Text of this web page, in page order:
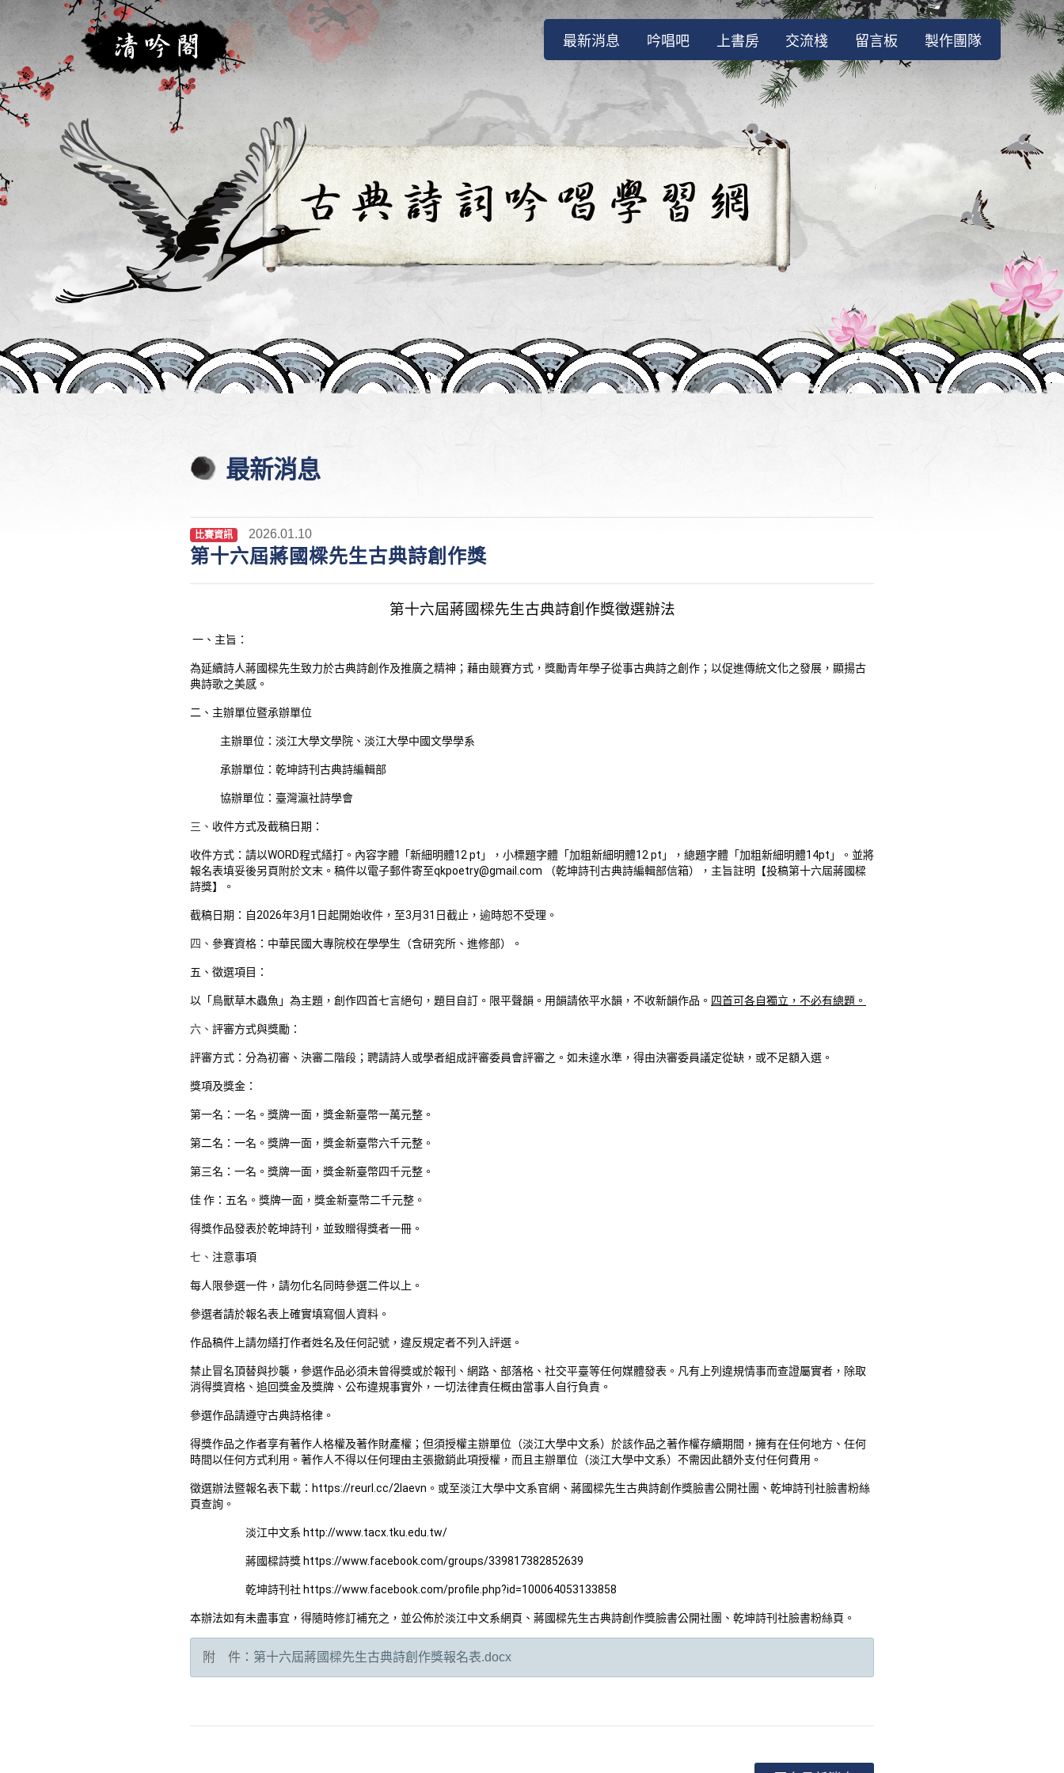
最新消息 (current)
吟唱吧 上書房 交流棧 留言板 製作團隊
最新消息
比賽資訊 2026.01.10
第十六屆蔣國樑先生古典詩創作獎
第十六屆蔣國樑先生古典詩創作獎徵選辦法
一、主旨：
為延續詩人蔣國樑先生致力於古典詩創作及推廣之精神；藉由競賽方式，獎勵青年學子從事古典詩之創作；以促進傳統文化之發展，顯揚古
典詩歌之美感。
二、主辦單位暨承辦單位
主辦單位：淡江大學文學院、淡江大學中國文學學系
承辦單位：乾坤詩刊古典詩編輯部
協辦單位：臺灣瀛社詩學會
三、 收件方式及截稿日期：
收件方式：請以WORD程式繕打。內容字體「新細明體12 pt」，小標題字體「加粗新細明體12 pt」，總題字體「加粗新細明體14pt」。並將
報名表填妥後另頁附於文末。稿件以電子郵件寄至qkpoetry@gmail.com （乾坤詩刊古典詩編輯部信箱），主旨註明【投稿第十六屆蔣國樑
詩獎】。
截稿日期：自2026年3月1日起開始收件，至3月31日截止，逾時恕不受理。
四、 參賽資格：中華民國大專院校在學學生（含研究所、進修部）。
五、徵選項目：
以「鳥獸草木蟲魚」為主題，創作四首七言絕句，題目自訂。限平聲韻。用韻請依平水韻，不收新韻作品。 四首可各自獨立，不必有總題。
六、 評審方式與獎勵：
評審方式：分為初審、決審二階段；聘請詩人或學者組成評審委員會評審之。如未達水準，得由決審委員議定從缺，或不足額入選。
獎項及獎金：
第一名：一名。獎牌一面，獎金新臺幣一萬元整。
第二名：一名。獎牌一面，獎金新臺幣六千元整。
第三名：一名。獎牌一面，獎金新臺幣四千元整。
佳 作：五名。獎牌一面，獎金新臺幣二千元整。
得獎作品發表於乾坤詩刊，並致贈得獎者一冊。
七、 注意事項
每人限參選一件，請勿化名同時參選二件以上。
參選者請於報名表上確實填寫個人資料。
作品稿件上請勿繕打作者姓名及任何記號，違反規定者不列入評選。
禁止冒名頂替與抄襲，參選作品必須未曾得獎或於報刊、網路、部落格、社交平臺等任何媒體發表。凡有上列違規情事而查證屬實者，除取
消得獎資格、追回獎金及獎牌、公布違規事實外，一切法律責任概由當事人自行負責。
參選作品請遵守古典詩格律。
得獎作品之作者享有著作人格權及著作財產權；但須授權主辦單位（淡江大學中文系）於該作品之著作權存續期間，擁有在任何地方、任何
時間以任何方式利用。著作人不得以任何理由主張撤銷此項授權，而且主辦單位（淡江大學中文系）不需因此額外支付任何費用。
徵選辦法暨報名表下載： https://reurl.cc/2laevn 。 或至淡江大學中文系官網、蔣國樑先生古典詩創作獎臉書公開社團、乾坤詩刊社臉書粉絲
頁查詢。
淡江中文系 http://www.tacx.tku.edu.tw/
蔣國樑詩獎 https://www.facebook.com/groups/339817382852639
乾坤詩刊社 https://www.facebook.com/profile.php?id=100064053133858
本辦法如有未盡事宜，得隨時修訂補充之，並公佈於淡江中文系網頁、蔣國樑先生古典詩創作獎臉書公開社團、乾坤詩刊社臉書粉絲頁。
附 件： 第十六屆蔣國樑先生古典詩創作獎報名表.docx